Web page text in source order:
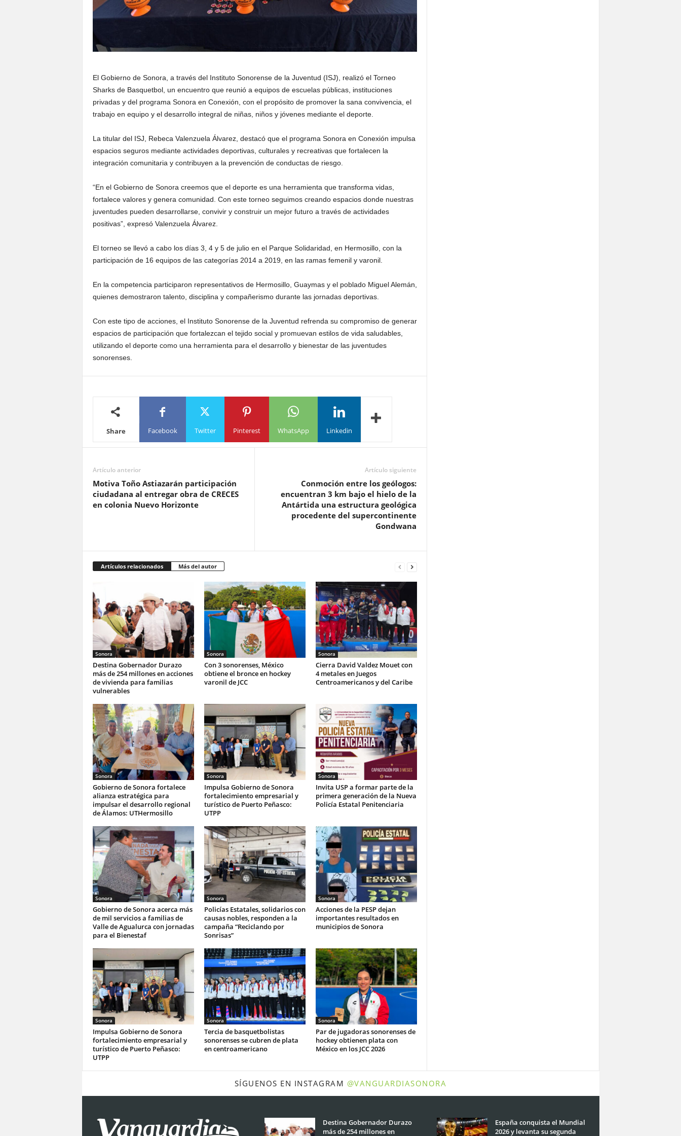
El Gobierno de Sonora, a través del Instituto Sonorense de la Juventud (ISJ), realizó el Torneo
Sharks de Basquetbol, un encuentro que reunió a equipos de escuelas públicas, instituciones
privadas y del programa Sonora en Conexión, con el propósito de promover la sana convivencia, el
trabajo en equipo y el desarrollo integral de niñas, niños y jóvenes mediante el deporte.
La titular del ISJ, Rebeca Valenzuela Álvarez, destacó que el programa Sonora en Conexión impulsa
espacios seguros mediante actividades deportivas, culturales y recreativas que fortalecen la
integración comunitaria y contribuyen a la prevención de conductas de riesgo.
“En el Gobierno de Sonora creemos que el deporte es una herramienta que transforma vidas,
fortalece valores y genera comunidad. Con este torneo seguimos creando espacios donde nuestras
juventudes pueden desarrollarse, convivir y construir un mejor futuro a través de actividades
positivas”, expresó Valenzuela Álvarez.
El torneo se llevó a cabo los días 3, 4 y 5 de julio en el Parque Solidaridad, en Hermosillo, con la
participación de 16 equipos de las categorías 2014 a 2019, en las ramas femenil y varonil.
En la competencia participaron representativos de Hermosillo, Guaymas y el poblado Miguel Alemán,
quienes demostraron talento, disciplina y compañerismo durante las jornadas deportivas.
Con este tipo de acciones, el Instituto Sonorense de la Juventud refrenda su compromiso de generar
espacios de participación que fortalezcan el tejido social y promuevan estilos de vida saludables,
utilizando el deporte como una herramienta para el desarrollo y bienestar de las juventudes
sonorenses.
Share Facebook Twitter Pinterest WhatsApp Linkedin
Artículo anterior
Motiva Toño Astiazarán participación
ciudadana al entregar obra de CRECES
en colonia Nuevo Horizonte
Artículo siguiente
Conmoción entre los geólogos:
encuentran 3 km bajo el hielo de la
Antártida una estructura geológica
procedente del supercontinente
Gondwana
Artículos relacionados Más del autor
Sonora
Destina Gobernador Durazo
más de 254 millones en acciones
de vivienda para familias
vulnerables
Sonora
Con 3 sonorenses, México
obtiene el bronce en hockey
varonil de JCC
Sonora
Cierra David Valdez Mouet con
4 metales en Juegos
Centroamericanos y del Caribe
Sonora
Gobierno de Sonora fortalece
alianza estratégica para
impulsar el desarrollo regional
de Álamos: UTHermosillo
Sonora
Impulsa Gobierno de Sonora
fortalecimiento empresarial y
turístico de Puerto Peñasco:
UTPP
Sonora
Invita USP a formar parte de la
primera generación de la Nueva
Policía Estatal Penitenciaria
Sonora
Gobierno de Sonora acerca más
de mil servicios a familias de
Valle de Agualurca con jornadas
para el Bienestaf
Sonora
Policías Estatales, solidarios con
causas nobles, responden a la
campaña “Reciclando por
Sonrisas”
Sonora
Acciones de la PESP dejan
importantes resultados en
municipios de Sonora
Sonora
Impulsa Gobierno de Sonora
fortalecimiento empresarial y
turístico de Puerto Peñasco:
UTPP
Sonora
Tercia de basquetbolistas
sonorenses se cubren de plata
en centroamericano
Sonora
Par de jugadoras sonorenses de
hockey obtienen plata con
México en los JCC 2026
SÍGUENOS EN INSTAGRAM @VANGUARDIASONORA
Destina Gobernador Durazo
más de 254 millones en
España conquista el Mundial
2026 y levanta su segunda